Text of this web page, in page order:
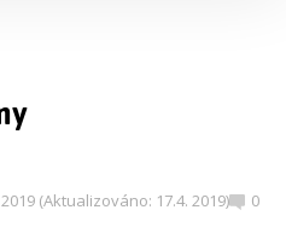
(Aktualizováno: 17.4. 2019)
0